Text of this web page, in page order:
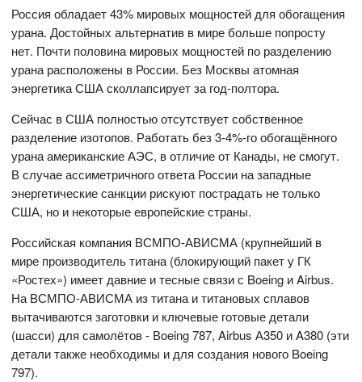
Россия обладает 43% мировых мощностей для обогащения
урана. Достойных альтернатив в мире больше попросту
нет. Почти половина мировых мощностей по разделению
урана расположены в России. Без Москвы атомная
энергетика США сколлапсирует за год-полтора.
Сейчас в США полностью отсутствует собственное
разделение изотопов. Работать без 3-4%-го обогащённого
урана американские АЭС, в отличие от Канады, не смогут.
В случае ассиметричного ответа России на западные
энергетические санкции рискуют пострадать не только
США, но и некоторые европейские страны.
Российская компания ВСМПО-АВИСМА (крупнейший в
мире производитель титана (блокирующий пакет у ГК
«Ростех») имеет давние и тесные связи с Boeing и Airbus.
На ВСМПО-АВИСМА из титана и титановых сплавов
вытачиваются заготовки и ключевые готовые детали
(шасси) для самолётов - Вoeing 787, Airbus А350 и A380 (эти
детали также необходимы и для создания нового Boeing
797).